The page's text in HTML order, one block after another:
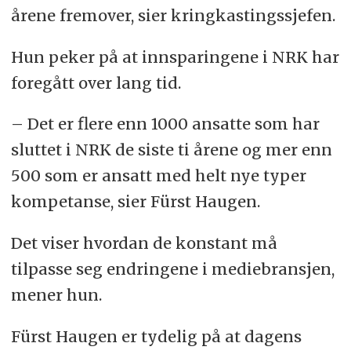
årene fremover, sier kringkastingssjefen.
Hun peker på at innsparingene i NRK har
foregått over lang tid.
– Det er flere enn 1000 ansatte som har
sluttet i NRK de siste ti årene og mer enn
500 som er ansatt med helt nye typer
kompetanse, sier Fürst Haugen.
Det viser hvordan de konstant må
tilpasse seg endringene i mediebransjen,
mener hun.
Fürst Haugen er tydelig på at dagens